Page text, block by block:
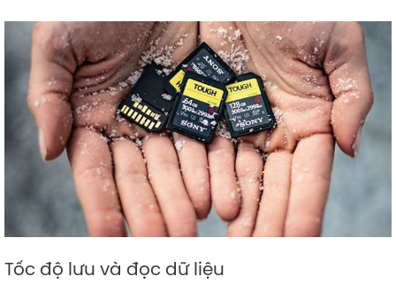
Tốc độ lưu và đọc dữ liệu